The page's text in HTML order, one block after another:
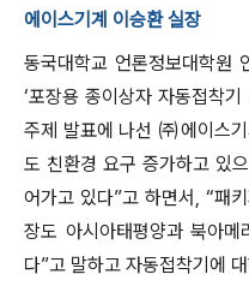
에이스기계 이승환 실장
동국대학교 언론정보대학원
‘포장용 종이상자 자동접착
주제 발표에 나선 ㈜에이스
도 친환경 요구 증가하고 있
어가고 있다”고 하면서, “패
장도 아시아태평양과 북아
다”고 말하고 자동접착기에